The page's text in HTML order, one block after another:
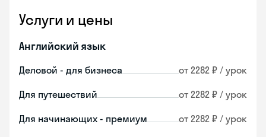
Услуги и цены
Английский язык
Деловой - для бизнеса от 2282 ₽ / урок
Для путешествий от 2282 ₽ / урок
Для начинающих - премиум от 2282 ₽ / урок